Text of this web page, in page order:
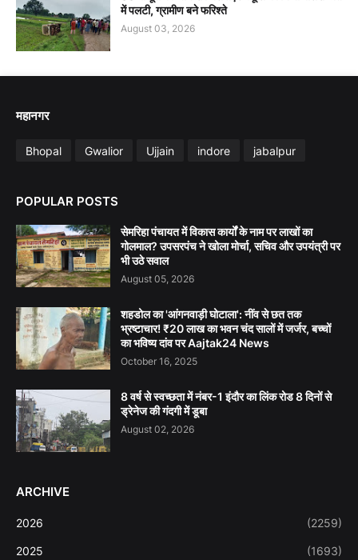
में पलटी, ग्रामीण बने फरिश्ते
August 03, 2026
महानगर
Bhopal Gwalior Ujjain indore jabalpur
POPULAR POSTS
सेमरिहा पंचायत में विकास कार्यों के नाम पर लाखों का
गोलमाल? उपसरपंच ने खोला मोर्चा, सचिव और उपयंत्री पर
भी उठे सवाल
August 05, 2026
शहडोल का 'आंगनवाड़ी घोटाला': नींव से छत तक
भ्रष्टाचार! ₹20 लाख का भवन चंद सालों में जर्जर, बच्चों
का भविष्य दांव पर Aajtak24 News
October 16, 2025
8 वर्ष से स्वच्छता में नंबर-1 इंदौर का लिंक रोड 8 दिनों से
ड्रेनेज की गंदगी में डूबा
August 02, 2026
ARCHIVE
2026 (2259)
2025 (1693)